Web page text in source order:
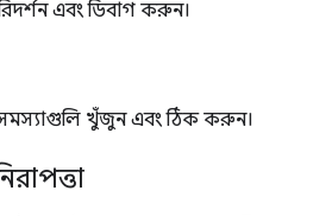
এবং ডিবাগ করুন।
খুঁজুন এবং ঠিক করুন।